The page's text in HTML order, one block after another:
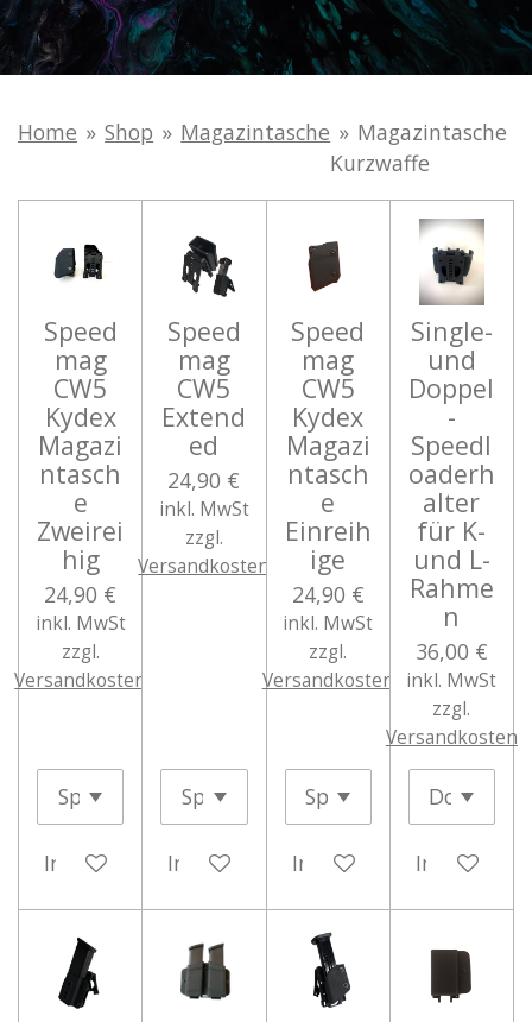
Home » Shop » Magazintasche » Magazintasche
Kurzwaffe
Speed
mag
CW5
Kydex
Magazi
ntasch
e
Zweirei
hig
24,90 €
inkl. MwSt
zzgl.
Versandkosten
In den Warenkorb
Speed
mag
CW5
Extend
ed
24,90 €
inkl. MwSt
zzgl.
Versandkosten
In den Warenkorb
Speed
mag
CW5
Kydex
Magazi
ntasch
e
Einreih
ige
24,90 €
inkl. MwSt
zzgl.
Versandkosten
In den Warenkorb
Single-
und
Doppel
-
Speedl
oaderh
alter
für K-
und L-
Rahme
n
36,00 €
inkl. MwSt
zzgl.
Versandkosten
In den